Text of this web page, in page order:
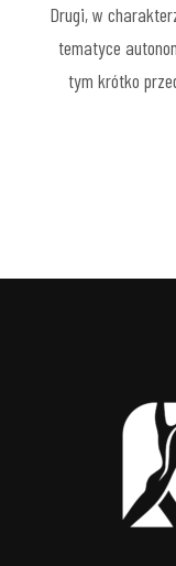
Drugi, w
tematyce
tym krótko